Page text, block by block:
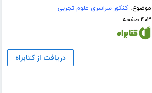
موضوع:کنکور سراسری علوم تجربی
۴۰۳ صفحه
دریافت از کتابراه